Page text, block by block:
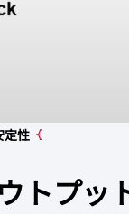
定性
トプッ